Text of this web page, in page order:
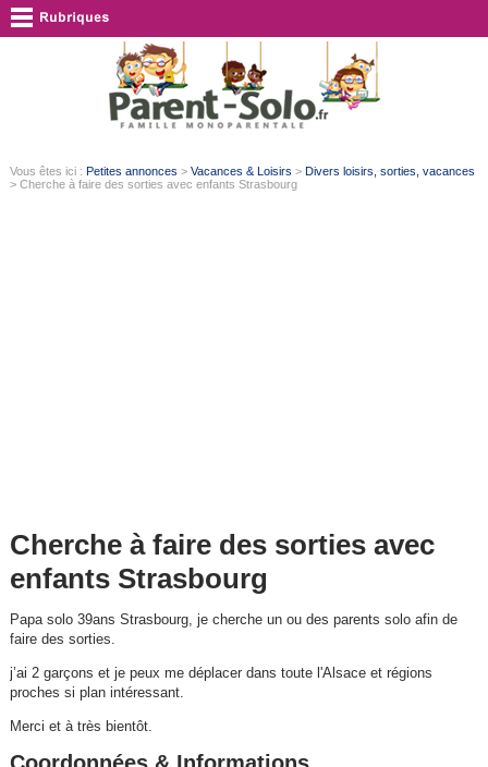
Vous êtes ici : Petites annonces > Vacances & Loisirs > Divers loisirs, sorties, vacances
> Cherche à faire des sorties avec enfants Strasbourg
Cherche à faire des sorties avec
enfants Strasbourg
Papa solo 39ans Strasbourg, je cherche un ou des parents solo afin de
faire des sorties.
j’ai 2 garçons et je peux me déplacer dans toute l'Alsace et régions
proches si plan intéressant.
Merci et à très bientôt.